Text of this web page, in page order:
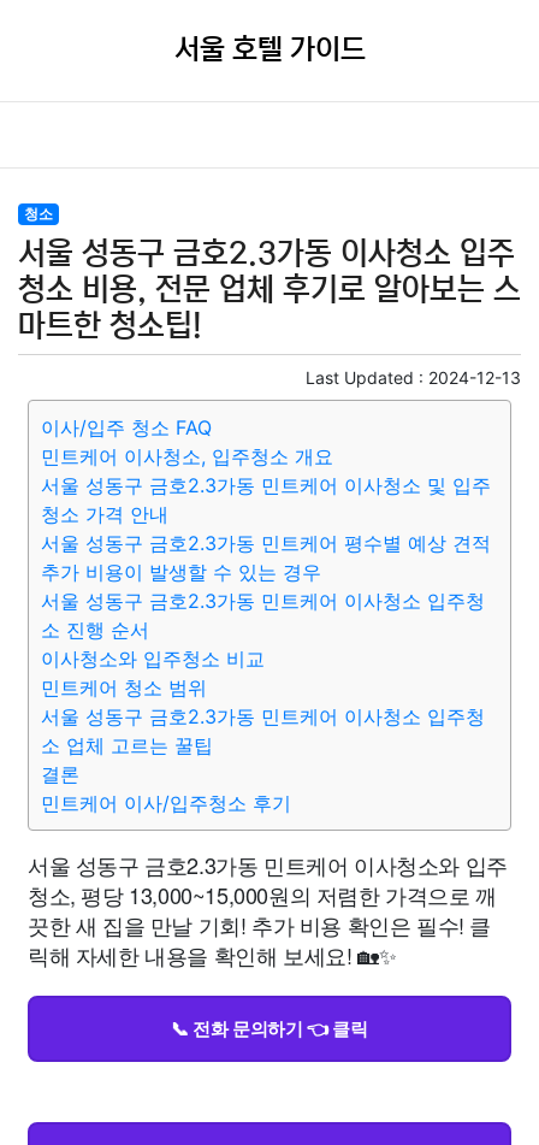
서울 호텔 가이드
청소
서울 성동구 금호2.3가동 이사청소 입주
청소 비용, 전문 업체 후기로 알아보는 스
마트한 청소팁!
Last Updated : 2024-12-13
이사/입주 청소 FAQ
민트케어 이사청소, 입주청소 개요
서울 성동구 금호2.3가동 민트케어 이사청소 및 입주
청소 가격 안내
서울 성동구 금호2.3가동 민트케어 평수별 예상 견적
추가 비용이 발생할 수 있는 경우
서울 성동구 금호2.3가동 민트케어 이사청소 입주청
소 진행 순서
이사청소와 입주청소 비교
민트케어 청소 범위
서울 성동구 금호2.3가동 민트케어 이사청소 입주청
소 업체 고르는 꿀팁
결론
민트케어 이사/입주청소 후기
서울 성동구 금호2.3가동 민트케어 이사청소와 입주
청소, 평당 13,000~15,000원의 저렴한 가격으로 깨
끗한 새 집을 만날 기회! 추가 비용 확인은 필수! 클
릭해 자세한 내용을 확인해 보세요! 🏡✨
📞 전화 문의하기 👈 클릭